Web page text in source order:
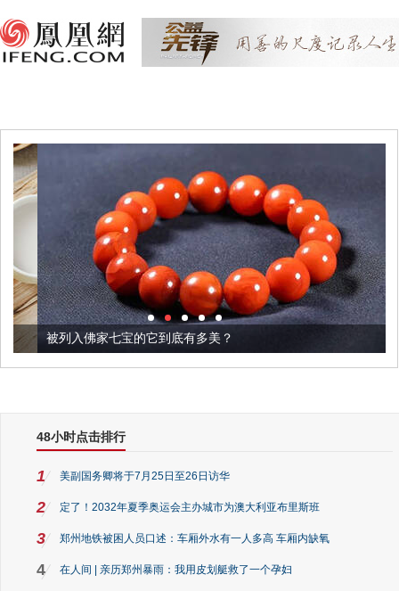
被列入佛家七宝的它到底有多美？
48小时点击排行
1 美副国务卿将于7月25日至26日访华
2 定了！2032年夏季奥运会主办城市为澳大利亚布里斯班
3 郑州地铁被困人员口述：车厢外水有一人多高 车厢内缺氧
4 在人间 | 亲历郑州暴雨：我用皮划艇救了一个孕妇